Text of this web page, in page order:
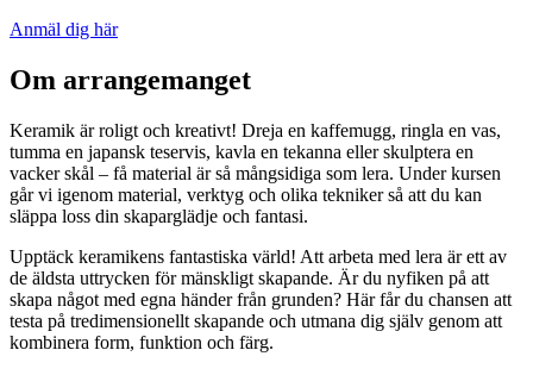
Anmäl dig här
Om arrangemanget
Keramik är roligt och kreativt! Dreja en kaffemugg, ringla en vas,
tumma en japansk teservis, kavla en tekanna eller skulptera en
vacker skål – få material är så mångsidiga som lera. Under kursen
går vi igenom material, verktyg och olika tekniker så att du kan
släppa loss din skaparglädje och fantasi.
Upptäck keramikens fantastiska värld! Att arbeta med lera är ett av
de äldsta uttrycken för mänskligt skapande. Är du nyfiken på att
skapa något med egna händer från grunden? Här får du chansen att
testa på tredimensionellt skapande och utmana dig själv genom att
kombinera form, funktion och färg.